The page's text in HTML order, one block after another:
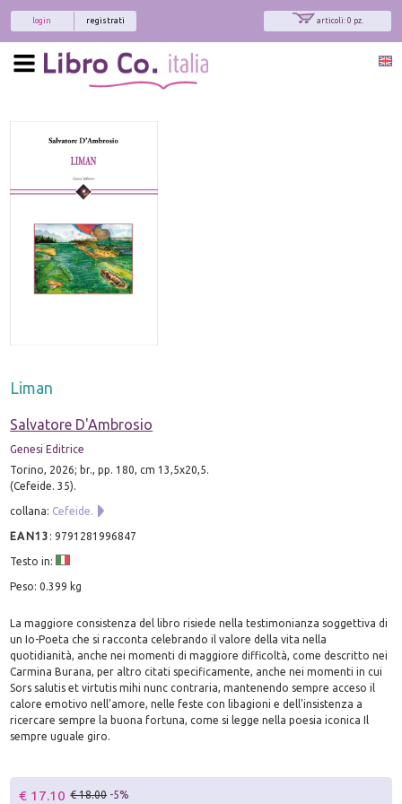
articoli: 0 pz.
registrati
login
Liman
Salvatore D'Ambrosio
Genesi Editrice
Torino, 2026; br., pp. 180, cm 13,5x20,5.
(Cefeide. 35).
collana: Cefeide.
EAN13 :9791281996847
Testo in:
Peso: 0.399 kg
La maggiore consistenza del libro risiede nella testimonianza soggettiva di
un Io-Poeta che si racconta celebrando il valore della vita nella
quotidianità, anche nei momenti di maggiore difficoltà, come descritto nei
Carmina Burana, per altro citati specificamente, anche nei momenti in cui
Sors salutis et virtutis mihi nunc contraria, mantenendo sempre acceso il
calore emotivo nell'amore, nelle feste con libagioni e dell'insistenza a
ricercare sempre la buona fortuna, come si legge nella poesia iconica Il
sempre uguale giro.
€ 17.10 € 18.00 -5%